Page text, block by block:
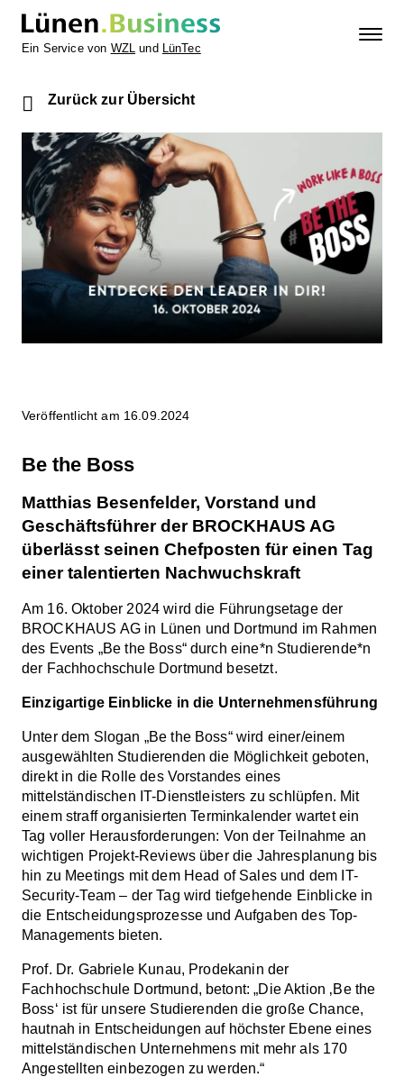
Ein Service von WZL und LünTec
Zurück zur Übersicht
Veröffentlicht am 16.09.2024
Be the Boss
Matthias Besenfelder, Vorstand und
Geschäftsführer der BROCKHAUS AG
überlässt seinen Chefposten für einen Tag
einer talentierten Nachwuchskraft
Am 16. Oktober 2024 wird die Führungsetage der
BROCKHAUS AG in Lünen und Dortmund im Rahmen
des Events „Be the Boss“ durch eine*n Studierende*n
der Fachhochschule Dortmund besetzt.
Einzigartige Einblicke in die Unternehmensführung
Unter dem Slogan „Be the Boss“ wird einer/einem
ausgewählten Studierenden die Möglichkeit geboten,
direkt in die Rolle des Vorstandes eines
mittelständischen IT-Dienstleisters zu schlüpfen. Mit
einem straff organisierten Terminkalender wartet ein
Tag voller Herausforderungen: Von der Teilnahme an
wichtigen Projekt-Reviews über die Jahresplanung bis
hin zu Meetings mit dem Head of Sales und dem IT-
Security-Team – der Tag wird tiefgehende Einblicke in
die Entscheidungsprozesse und Aufgaben des Top-
Managements bieten.
Prof. Dr. Gabriele Kunau, Prodekanin der
Fachhochschule Dortmund, betont: „Die Aktion ‚Be the
Boss‘ ist für unsere Studierenden die große Chance,
hautnah in Entscheidungen auf höchster Ebene eines
mittelständischen Unternehmens mit mehr als 170
Angestellten einbezogen zu werden.“